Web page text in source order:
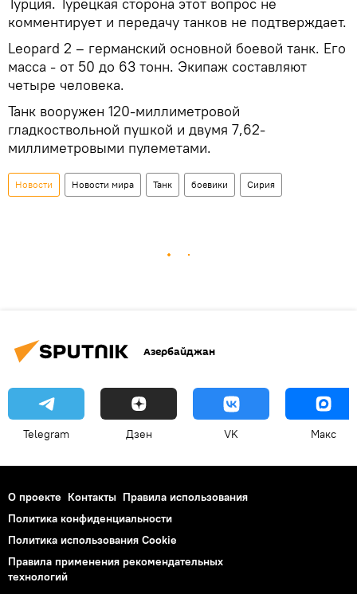
Турция. Турецкая сторона этот вопрос не
комментирует и передачу танков не подтверждает.
Leopard 2 – германский основной боевой танк. Его
масса - от 50 до 63 тонн. Экипаж составляют
четыре человека.
Танк вооружен 120-миллиметровой
гладкоствольной пушкой и двумя 7,62-
миллиметровыми пулеметами.
Новости Новости мира Танк боевики Сирия
Азербайджан
Telegram Дзен VK Макс
О проекте Контакты Правила использования
Политика конфиденциальности
Политика использования Cookie
Правила применения рекомендательных
технологий